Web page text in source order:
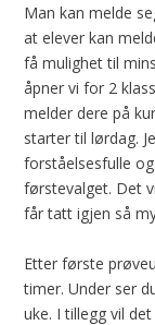
Man kan melde
at elever kan
få mulighet til
åpner vi for 2
melder dere på
starter til lørdag.
forståelsesfulle
førstevalget. Det
får tatt igjen så
Etter første
timer. Under ser
uke. I tillegg vil